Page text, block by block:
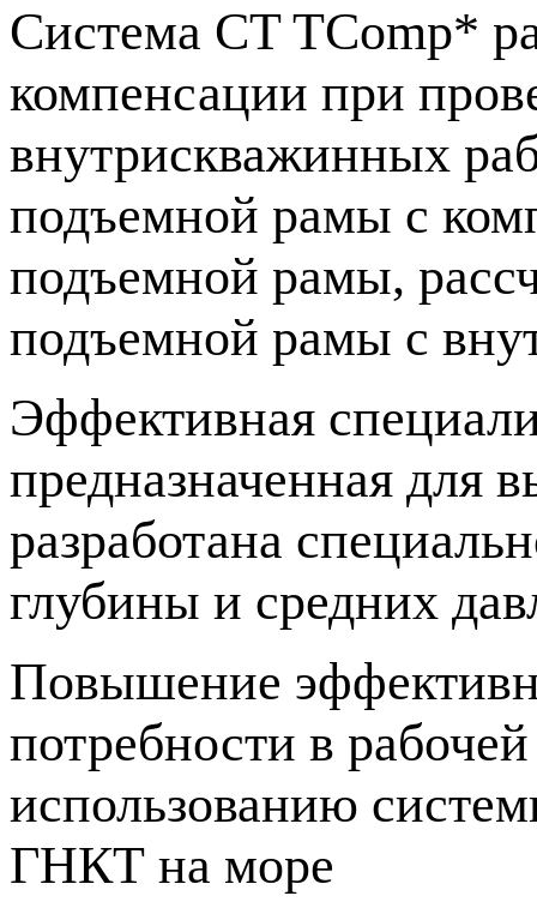
Система CT TComp*
компенсации при
внутрискважинных
подъемной рамы с
подъемной рамы,
подъемной рамы с
Эффективная
предназначенная для
разработана
глубины и средних
Повышение
потребности в
использованию
ГНКТ на море